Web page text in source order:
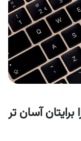
برایتان آسان تر